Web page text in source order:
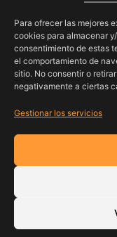
Para ofrecer las mejores
cookies para almacenar
consentimiento de estas
el comportamiento de
sitio. No consentir o
negativamente a ciertas
Gestionar los servicios
© 2026 MPG |